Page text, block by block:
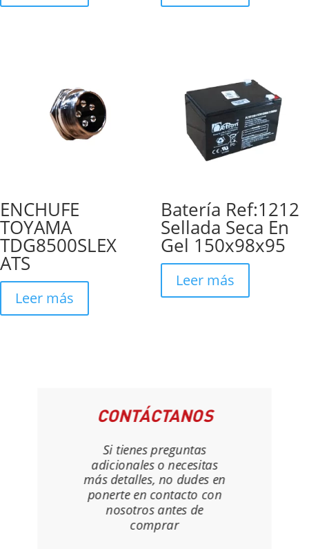
ENCHUFE
TOYAMA
TDG8500SLEX
ATS
Leer más
Batería Ref:1212
Sellada Seca En
Gel 150x98x95
Leer más
CONTÁCTANOS
Si tienes preguntas
adicionales o necesitas
más detalles, no dudes en
ponerte en contacto con
nosotros antes de
comprar